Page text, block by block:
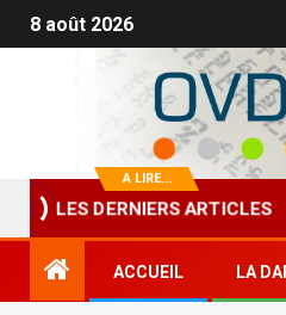
8 août 2026
A LIRE...
LES DERNIERS ARTICLES
La Boutique HASDEI HM
ACCUEIL LA